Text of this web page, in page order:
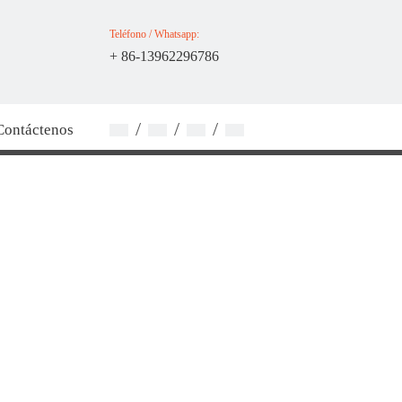
Teléfono / Whatsapp:
+ 86-13962296786
/ / /